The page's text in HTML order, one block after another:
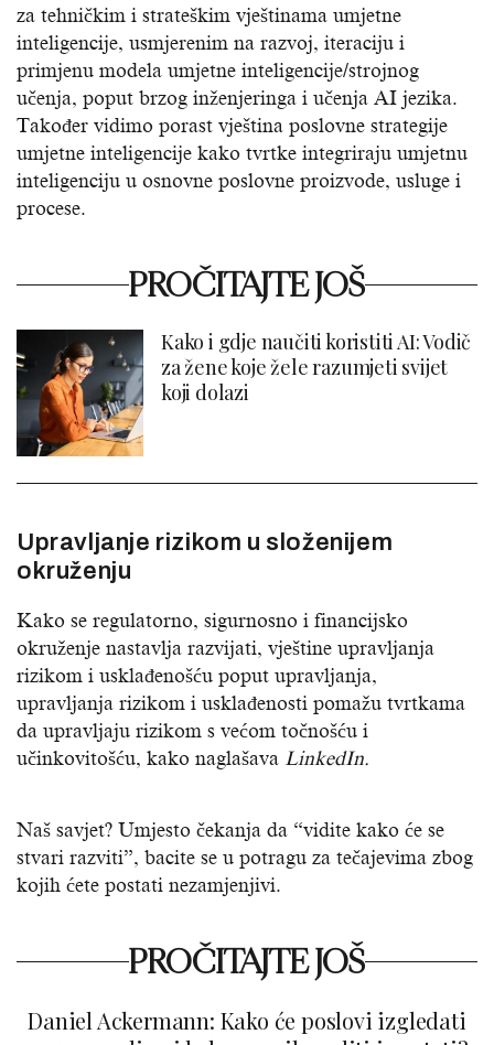
za tehničkim i strateškim vještinama umjetne
inteligencije, usmjerenim na razvoj, iteraciju i
primjenu modela umjetne inteligencije/strojnog
učenja, poput brzog inženjeringa i učenja AI jezika.
Također vidimo porast vještina poslovne strategije
umjetne inteligencije kako tvrtke integriraju umjetnu
inteligenciju u osnovne poslovne proizvode, usluge i
procese.
PROČITAJTE JOŠ
Kako i gdje naučiti koristiti AI: Vodič
za žene koje žele razumjeti svijet
koji dolazi
Upravljanje rizikom u složenijem
okruženju
Kako se regulatorno, sigurnosno i financijsko
okruženje nastavlja razvijati, vještine upravljanja
rizikom i usklađenošću poput upravljanja,
upravljanja rizikom i usklađenosti pomažu tvrtkama
da upravljaju rizikom s većom točnošću i
učinkovitošću, kako naglašava LinkedIn.
Naš savjet? Umjesto čekanja da “vidite kako će se
stvari razviti”, bacite se u potragu za tečajevima zbog
kojih ćete postati nezamjenjivi.
PROČITAJTE JOŠ
Daniel Ackermann: Kako će poslovi izgledati